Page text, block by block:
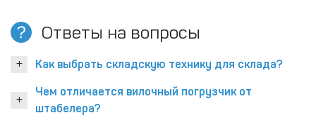
Ответы на вопросы
Как выбрать складскую технику для склада?
Чем отличается вилочный погрузчик от
штабелера?